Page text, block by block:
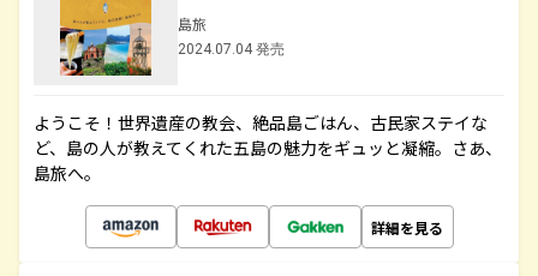
島旅
2024.07.04 発売
ようこそ！世界遺産の教会、絶品島ごはん、古民家ステイな
ど、島の人が教えてくれた五島の魅力をギュッと凝縮。さあ、
島旅へ。
詳細を見る